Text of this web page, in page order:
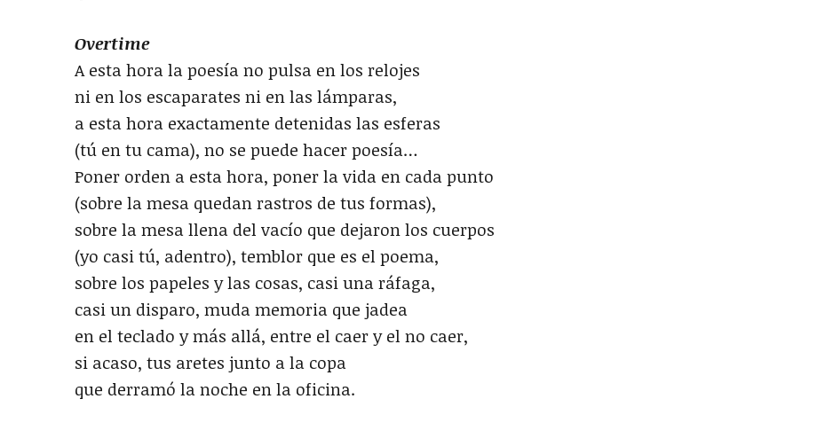
Overtime
A esta hora la poesía no pulsa en los relojes
ni en los escaparates ni en las lámparas,
a esta hora exactamente detenidas las esferas
(tú en tu cama), no se puede hacer poesía…
Poner orden a esta hora, poner la vida en cada punto
(sobre la mesa quedan rastros de tus formas),
sobre la mesa llena del vacío que dejaron los cuerpos
(yo casi tú, adentro), temblor que es el poema,
sobre los papeles y las cosas, casi una ráfaga,
casi un disparo, muda memoria que jadea
en el teclado y más allá, entre el caer y el no caer,
si acaso, tus aretes junto a la copa
que derramó la noche en la oficina.